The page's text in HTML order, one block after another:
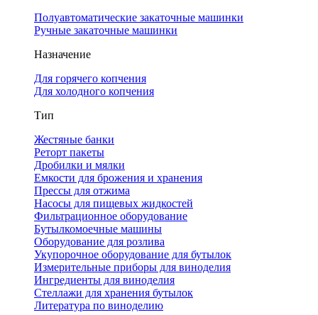
Полуавтоматические закаточные машинки
Ручные закаточные машинки
Назначение
Для горячего копчения
Для холодного копчения
Тип
Жестяные банки
Реторт пакеты
Дробилки и мялки
Емкости для брожения и хранения
Прессы для отжима
Насосы для пищевых жидкостей
Фильтрационное оборудование
Бутылкомоечные машины
Оборудование для розлива
Укупорочное оборудование для бутылок
Измерительные приборы для виноделия
Ингредиенты для виноделия
Стеллажи для хранения бутылок
Литература по виноделию